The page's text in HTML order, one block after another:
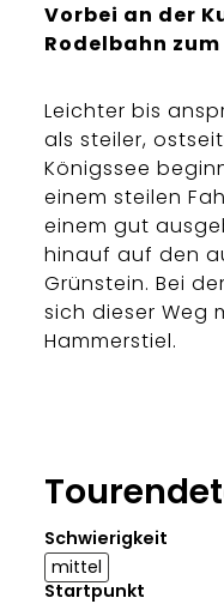
Vorbei an der
Rodelbahn
Leichter bis
als steiler,
Königssee
einem steilen
einem gut
hinauf auf den
Grünstein. Bei der
sich dieser Weg
Hammerstiel.
Schwierigkeit
mittel
Startpunkt